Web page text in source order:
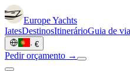
EuropeYachts
IatesDestinosItinerárioGuia de
· €
Pedir orçamento →